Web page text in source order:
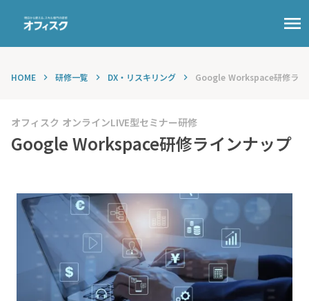
HOME keyboard_arrow_right 研修一覧 keyboard_arrow_right DX・リスキリング keyboard_arrow_right Google Workspace研修ライ
オフィスク オンラインLIVE型セミナー研修
Google Workspace研修ラインナップ
menu